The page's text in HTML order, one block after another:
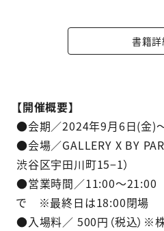
書籍詳
【開催概要】
●会期／2024年9月6日(金)
●会場／GALLERY X BY
渋谷区宇田川町15−1）
●営業時間／11:00〜
で ※最終日は18:00閉場
●入場料／ 500円（税込）